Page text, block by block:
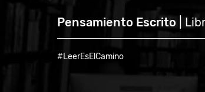
Pensamiento Escrito |
#LeerEsElCamino